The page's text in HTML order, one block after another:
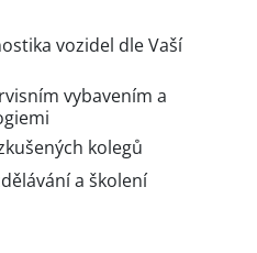
vozidel dle Vaší
vybavením a
kolegů
a školení